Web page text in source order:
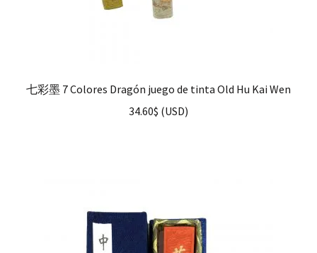
七彩墨 7 Colores Dragón juego de tinta Old Hu Kai Wen
34.60$ (USD)